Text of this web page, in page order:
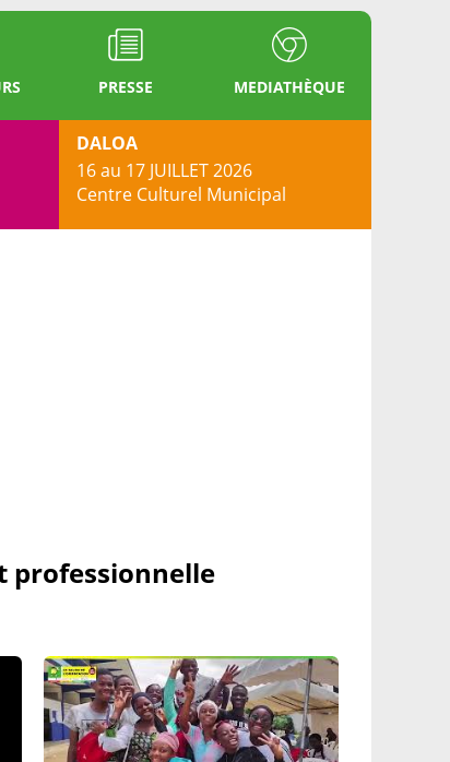
PRESSE MEDIATHÈQUE
DALOA
16 au 17 JUILLET 2026
Centre Culturel Municipal
professionnelle